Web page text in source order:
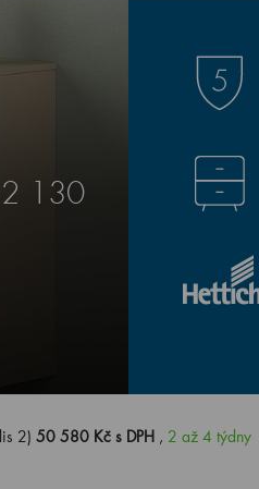
130
2)50 580 Kč s DPH , 2 až 4 týdny